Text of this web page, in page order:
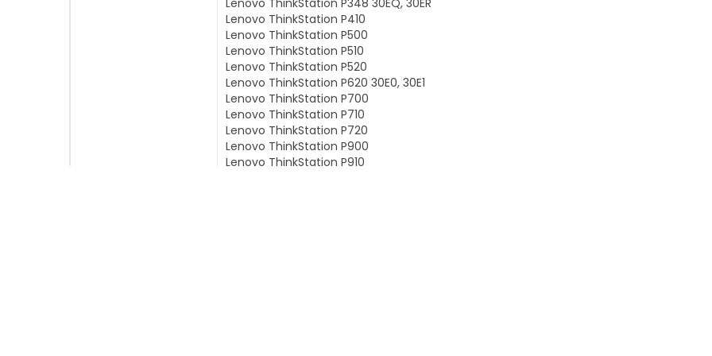
Lenovo ThinkStation P348 30EQ, 30ER
Lenovo ThinkStation P410
Lenovo ThinkStation P500
Lenovo ThinkStation P510
Lenovo ThinkStation P520
Lenovo ThinkStation P620 30E0, 30E1
Lenovo ThinkStation P700
Lenovo ThinkStation P710
Lenovo ThinkStation P720
Lenovo ThinkStation P900
Lenovo ThinkStation P910